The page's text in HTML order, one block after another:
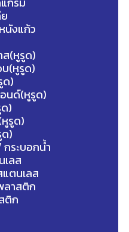
นังแก้ว
ส(หูรูด)
บ(หูรูด)
ด)
นด์(หูรูด)
)
รูด)
)
ระบอกน้ำ
เลส
ตนเลส
ลาสติก
ติก